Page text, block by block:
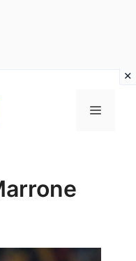
Menu